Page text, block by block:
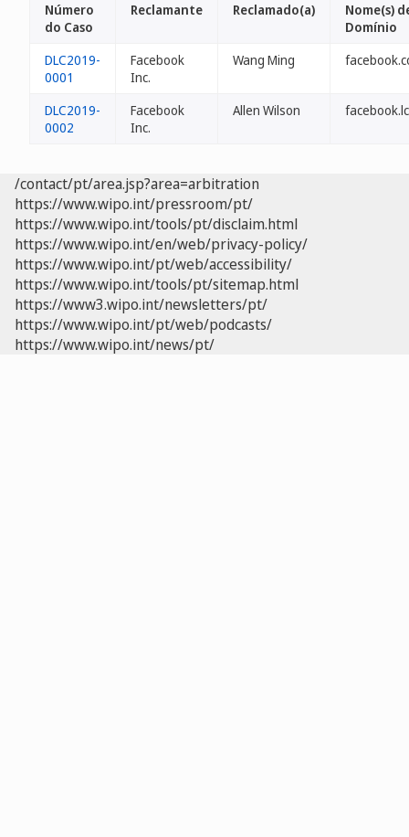
Número
do Caso
Reclamante Reclamado(a)
Nome(s)
Domínio
DLC2019-
0001
Facebook
Inc.
Wang Ming
DLC2019-
0002
Facebook
Inc.
Allen Wilson facebook.lc
/contact/pt/area.jsp?area=arbitration
https://www.wipo.int/pressroom/pt/
https://www.wipo.int/tools/pt/disclaim.html
https://www.wipo.int/en/web/privacy-policy/
https://www.wipo.int/pt/web/accessibility/
https://www.wipo.int/tools/pt/sitemap.html
https://www3.wipo.int/newsletters/pt/
https://www.wipo.int/pt/web/podcasts/
https://www.wipo.int/news/pt/